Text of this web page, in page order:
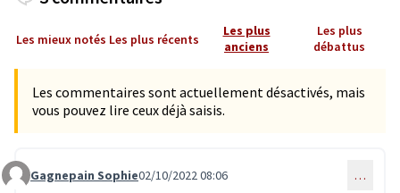
Les mieux notés Les plus récents
Les plus
anciens
Les plus
débattus
Les commentaires sont actuellement désactivés, mais
vous pouvez lire ceux déjà saisis.
Commentaire 5815
Gagnepain Sophie02/10/2022 08:06 …